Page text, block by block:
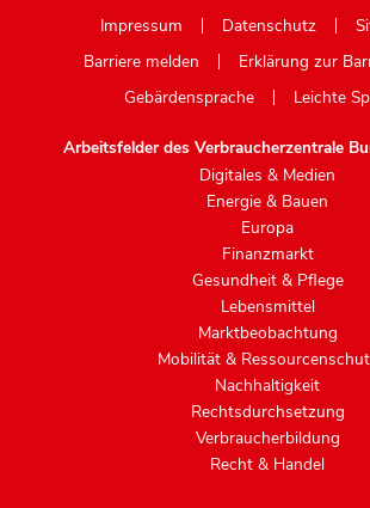
Impressum
Datenschutz
Barriere melden
Erklärung zur
Gebärdensprache
Leichte
Arbeitsfelder des Verbraucherzentrale
Digitales & Medien
Energie & Bauen
Europa
Finanzmarkt
Gesundheit & Pflege
Lebensmittel
Marktbeobachtung
Mobilität &
Nachhaltigkeit
Rechtsdurchsetzung
Verbraucherbildung
Recht & Handel